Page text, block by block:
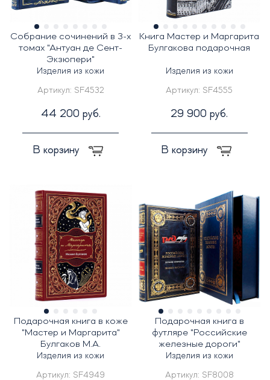
Собрание сочинений в 3-х
томах "Антуан де Сент-
Экзюпери"
Изделия из кожи
Артикул: SF4532
44 200 руб.
В корзину
Книга Мастер и Маргарита
Булгакова подарочная
Изделия из кожи
Артикул: SF4555
29 900 руб.
В корзину
Подарочная книга в коже
"Мастер и Маргарита"
Булгаков М.А.
Изделия из кожи
Артикул: SF4949
Подарочная книга в
футляре "Российские
железные дороги"
Изделия из кожи
Артикул: SF8008